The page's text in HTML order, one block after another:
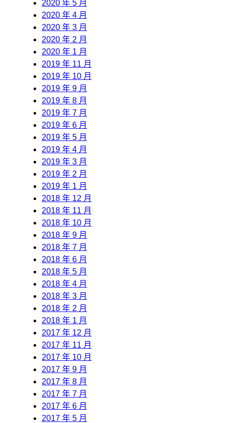
2020 年 5 月
2020 年 4 月
2020 年 3 月
2020 年 2 月
2020 年 1 月
2019 年 11 月
2019 年 10 月
2019 年 9 月
2019 年 8 月
2019 年 7 月
2019 年 6 月
2019 年 5 月
2019 年 4 月
2019 年 3 月
2019 年 2 月
2019 年 1 月
2018 年 12 月
2018 年 11 月
2018 年 10 月
2018 年 9 月
2018 年 7 月
2018 年 6 月
2018 年 5 月
2018 年 4 月
2018 年 3 月
2018 年 2 月
2018 年 1 月
2017 年 12 月
2017 年 11 月
2017 年 10 月
2017 年 9 月
2017 年 8 月
2017 年 7 月
2017 年 6 月
2017 年 5 月